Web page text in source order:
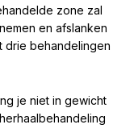
zone zal
en afslanken
drie behandelingen
je niet in gewicht